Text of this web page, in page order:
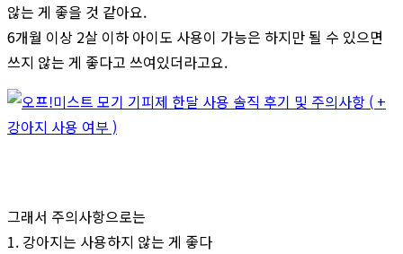
않는 게 좋을 것 같아요.
6개월 이상 2살 이하 아이도 사용이 가능은 하지만 될 수 있으면
쓰지 않는 게 좋다고 쓰여있더라고요.
그래서 주의사항으로는
1. 강아지는 사용하지 않는 게 좋다